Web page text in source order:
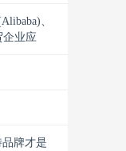
、
企业应
牌才是